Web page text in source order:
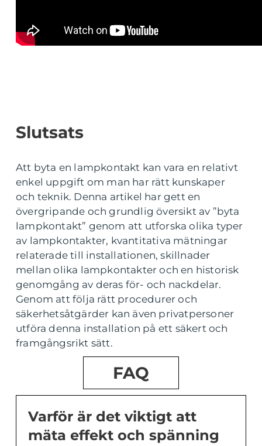
Slutsats
Att byta en lampkontakt kan vara en relativt
enkel uppgift om man har rätt kunskaper
och teknik. Denna artikel har gett en
övergripande och grundlig översikt av ”byta
lampkontakt” genom att utforska olika typer
av lampkontakter, kvantitativa mätningar
relaterade till installationen, skillnader
mellan olika lampkontakter och en historisk
genomgång av deras för- och nackdelar.
Genom att följa rätt procedurer och
säkerhetsåtgärder kan även privatpersoner
utföra denna installation på ett säkert och
framgångsrikt sätt.
FAQ
Varför är det viktigt att
mäta effekt och spänning